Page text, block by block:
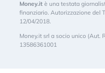
Money.it è una testata
finanziario. Autorizzazione del
12/04/2018.
Money.it srl a socio unico (Aut.
13586361001